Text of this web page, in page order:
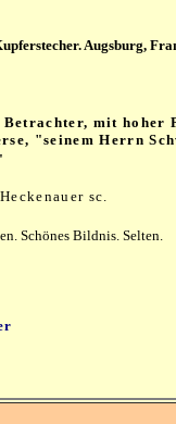
Augsburg,
mit
"seinem Herrn
sc.
Schönes Bildnis. Selten.